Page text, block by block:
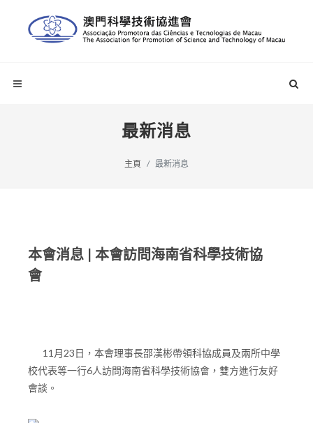
最新消息
主頁 最新消息
本會消息 | 本會訪問海南省科學技術協
會
11月23日，本會理事長邵漢彬帶領科協成員及兩所中學
校代表等一行6人訪問海南省科學技術協會，雙方進行友好
會談。